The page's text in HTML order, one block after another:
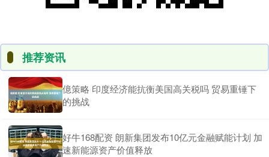
推荐资讯
億策略 印度经济能抗衡美国高关税吗 贸易重锤下
的挑战
好牛168配资 朗新集团发布10亿元金融赋能计划 加
速新能源资产价值释放